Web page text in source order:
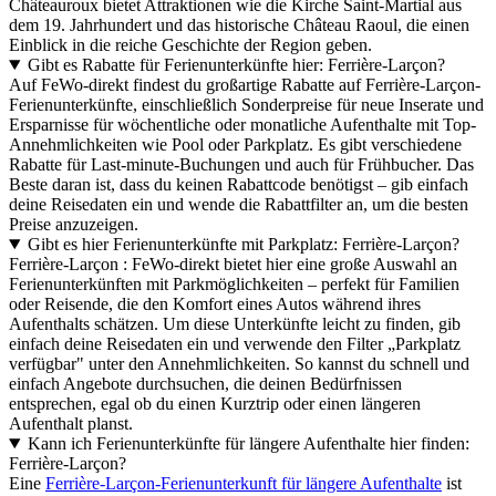
Châteauroux bietet Attraktionen wie die Kirche Saint-Martial aus
dem 19. Jahrhundert und das historische Château Raoul, die einen
Einblick in die reiche Geschichte der Region geben.
Gibt es Rabatte für Ferienunterkünfte hier: Ferrière-Larçon?
Auf FeWo-direkt findest du großartige Rabatte auf Ferrière-Larçon-
Ferienunterkünfte, einschließlich Sonderpreise für neue Inserate und
Ersparnisse für wöchentliche oder monatliche Aufenthalte mit Top-
Annehmlichkeiten wie Pool oder Parkplatz. Es gibt verschiedene
Rabatte für Last-minute-Buchungen und auch für Frühbucher. Das
Beste daran ist, dass du keinen Rabattcode benötigst – gib einfach
deine Reisedaten ein und wende die Rabattfilter an, um die besten
Preise anzuzeigen.
Gibt es hier Ferienunterkünfte mit Parkplatz: Ferrière-Larçon?
Ferrière-Larçon : FeWo-direkt bietet hier eine große Auswahl an
Ferienunterkünften mit Parkmöglichkeiten – perfekt für Familien
oder Reisende, die den Komfort eines Autos während ihres
Aufenthalts schätzen. Um diese Unterkünfte leicht zu finden, gib
einfach deine Reisedaten ein und verwende den Filter „Parkplatz
verfügbar" unter den Annehmlichkeiten. So kannst du schnell und
einfach Angebote durchsuchen, die deinen Bedürfnissen
entsprechen, egal ob du einen Kurztrip oder einen längeren
Aufenthalt planst.
Kann ich Ferienunterkünfte für längere Aufenthalte hier finden:
Ferrière-Larçon?
Eine Ferrière-Larçon-Ferienunterkunft für längere Aufenthalte ist